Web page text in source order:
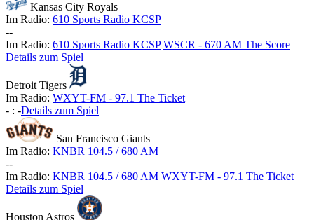
Kansas City Royals
Im Radio: 610 Sports Radio KCSP
--
Im Radio: 610 Sports Radio KCSP WSCR - 670 AM The Score
Details zum Spiel
Detroit Tigers
Im Radio: WXYT-FM - 97.1 The Ticket
- : -Details zum Spiel
San Francisco Giants
Im Radio: KNBR 104.5 / 680 AM
--
Im Radio: KNBR 104.5 / 680 AM WXYT-FM - 97.1 The Ticket
Details zum Spiel
Houston Astros